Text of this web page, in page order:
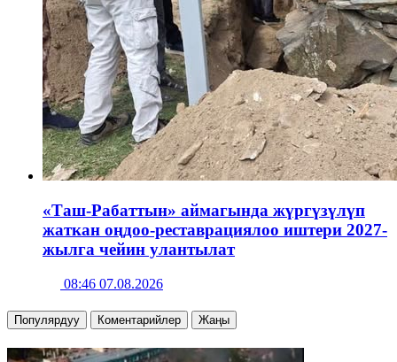
«Таш-Рабаттын» аймагында жүргүзүлүп
жаткан оңдоо-реставрациялоо иштери 2027-
жылга чейин улантылат
08:46 07.08.2026
Популярдуу Коментарийлер Жаңы